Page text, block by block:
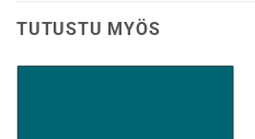
TUTUSTU MYÖS